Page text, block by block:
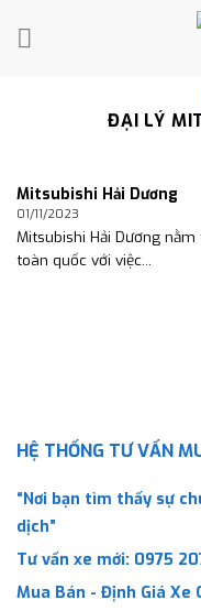
ĐẠI LÝ
Mitsubishi Hải Dương
01/11/2023
Mitsubishi Hải Dương
toàn quốc với việc...
HỆ THỐNG TƯ VẤN
“Nơi bạn tìm thấy sự
dịch”
Tư vấn xe mới: 0975
Mua Bán - Định Giá Xe